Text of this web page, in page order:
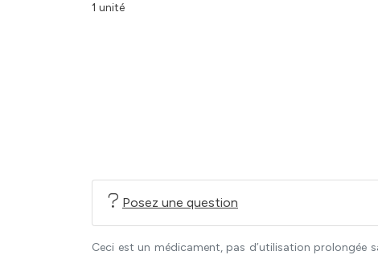
1 unité
Posez une question
Ceci est un médicament, pas d’utilisation prolongée